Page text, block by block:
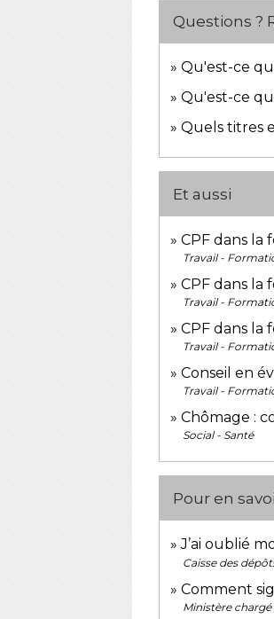
Questions ?
Qu'est-ce
Qu'est-ce
Quels titres
Et aussi
CPF dans
Travail -
CPF dans
Travail -
CPF dans
Travail -
Conseil en
Travail -
Chômage :
Social - Santé
Pour en
J’ai oublié
Caisse des
Comment
Ministère